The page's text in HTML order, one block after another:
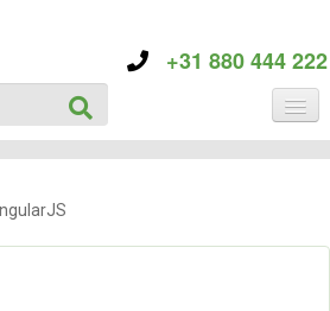
+31 880 444 222